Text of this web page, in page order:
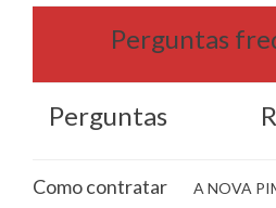
Perguntas
Perguntas
Como contratar
A NOVA